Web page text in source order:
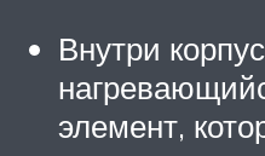
Внутри
элемент,